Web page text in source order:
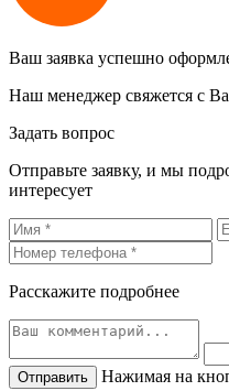
Ваш заявка успешно
Наш менеджер свяжется с
Задать вопрос
Отправьте заявку, и мы
интересует
Расскажите подробнее
Нажимая на